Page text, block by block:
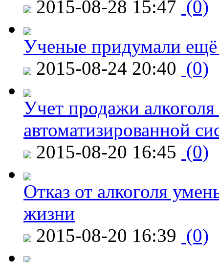
2015-08-28 15:47 (0)
Ученые придумали ещё
2015-08-24 20:40 (0)
Учет продажи
автоматизированной
2015-08-20 16:45 (0)
Отказ от алкоголя
жизни
2015-08-20 16:39 (0)